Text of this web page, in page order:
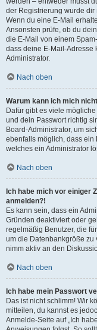
der Registrierung wurde dir
Wenn du eine E-Mail
Ansonsten prüfe, ob du
die E-Mail von einem
dass deine E-Mail-Adresse
Administrator.
Nach oben
Warum kann ich mich
Dafür gibt es viele
und dein Passwort richtig
Board-Administrator, um
ebenfalls möglich, dass ein
welches ein Administrator
Nach oben
Ich habe mich vor einiger
anmelden?!
Es kann sein, dass ein
Gründen deaktiviert oder
regelmäßig Benutzer, die
um die Datenbankgröße zu
nimm aktiv an den
Nach oben
Ich habe mein Passwort
Das ist nicht schlimm! Wir
mitteilen, du kannst es
Anmelde-Seite auf „Ich